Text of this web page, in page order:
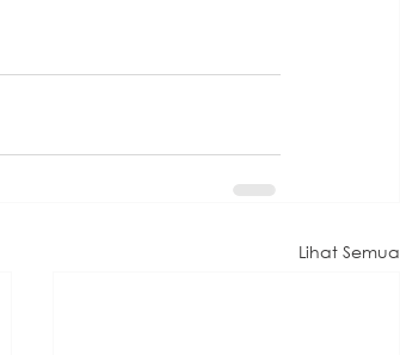
Lihat Semua